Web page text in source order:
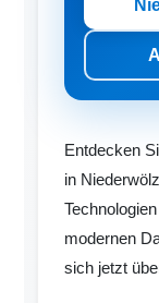
Entdecken
in
modernen
sich jetzt